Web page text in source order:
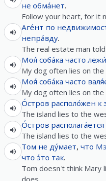
не обма́нет.
Follow your heart, for it
Аге́нт по
непра́вду.
The real estate man
Моя́ соба́ка часто
My dog often lies on the
Моя́ соба́ка часто
My dog often lies on the
О́стров располо́жен к
The island lies to the
О́стров располага́ется
The island lies to the
Том не ду́мает, что
что э́то так.
Tom doesn't think Mary
does.